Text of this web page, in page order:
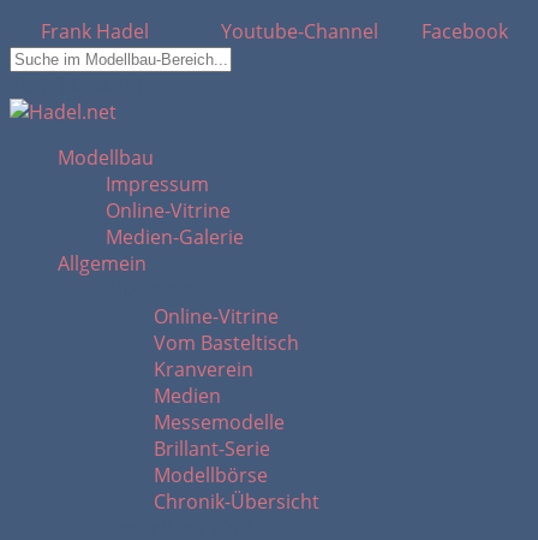
Frank Hadel
Youtube-Channel Facebook
Modellbau
Impressum
Online-Vitrine
Medien-Galerie
Allgemein
Online-Vitrine
Vom Basteltisch
Kranverein
Medien
Messemodelle
Brillant-Serie
Modellbörse
Chronik-Übersicht